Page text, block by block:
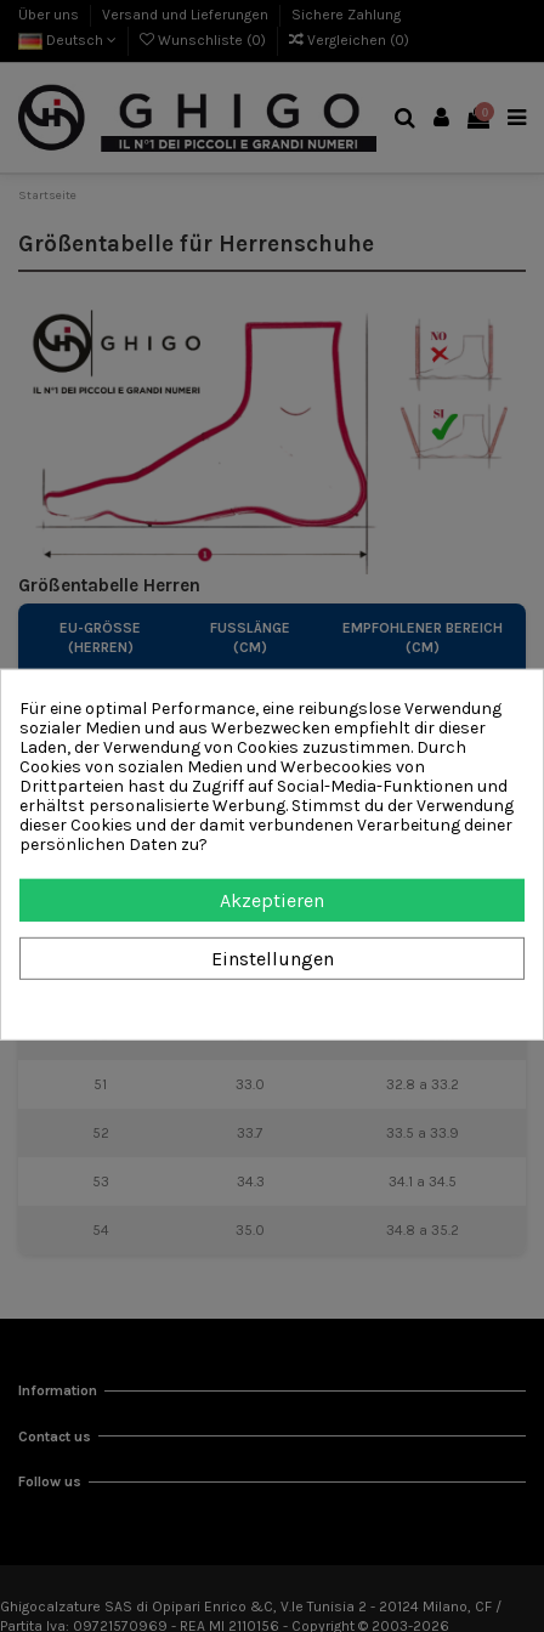
Über uns Versand und Lieferungen
Sichere Zahlung
Deutsch
Wunschliste (0) Vergleichen (0)
0
Startseite
Größentabelle für Herrenschuhe
Größentabelle Herren
EU-GRÖSSE (
HERREN)
FUSSLÄNGE (
CM)
EMPFOHLENER BEREICH
(CM)
37 23.6 23.4 a 23.8
38 24.3 24.1 a 24.5
46
48 31.0 30.8 a 31.2
50 32.3 32.1 a 32.5
51 33.0 32.8 a 33.2
52 33.7 33.5 a 33.9
53 34.3 34.1 a 34.5
54 35.0 34.8 a 35.2
Information
Contact us
Follow us
Ghigocalzature SAS di Opipari Enrico &C, V.le Tunisia 2 - 20124 Milano, CF /
Partita Iva: 09721570969 - REA MI 2110156 - Copyright © 2003-2026
Für eine optimal Performance, eine reibungslose Verwendung
sozialer Medien und aus Werbezwecken empfiehlt dir dieser
Laden, der Verwendung von Cookies zuzustimmen. Durch
Cookies von sozialen Medien und Werbecookies von
Drittparteien hast du Zugriff auf Social-Media-Funktionen und
erhältst personalisierte Werbung. Stimmst du der Verwendung
dieser Cookies und der damit verbundenen Verarbeitung deiner
persönlichen Daten zu?
Akzeptieren
Einstellungen